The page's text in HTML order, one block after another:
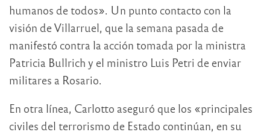
humanos de todos». Un punto contacto con la
visión de Villarruel, que la semana pasada de
manifestó contra la acción tomada por la ministra
Patricia Bullrich y el ministro Luis Petri de enviar
militares a Rosario.
En otra línea, Carlotto aseguró que los «principales
civiles del terrorismo de Estado continúan, en su